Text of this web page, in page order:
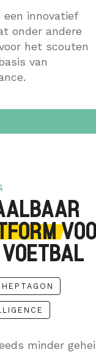
een innovatief
onder andere
het scouten
van
minder